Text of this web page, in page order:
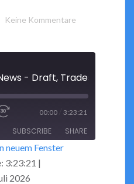
Keine Kommentare
Fast
Forward
30
seconds
00:00 3:23:21
SUBSCRIBE SHARE
neuem Fenster
3:23:21 |
2026